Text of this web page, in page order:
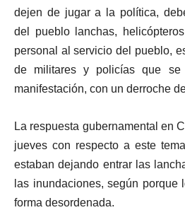
dejen de jugar a la política,
del pueblo lanchas,
personal al servicio del pueblo,
de militares y policías que
manifestación, con un derroche
La respuesta gubernamental en
jueves con respecto a este
estaban dejando entrar las
las inundaciones, según porque
forma desordenada.